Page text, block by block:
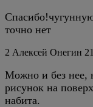
точно нет
2 Алексей Онегин
Можно и без нее,
рисунок на
набита.